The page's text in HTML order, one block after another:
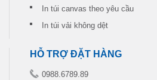
In túi canvas theo yêu cầu
In túi vải không dệt
HỖ TRỢ ĐẶT HÀNG
0988.6789.89